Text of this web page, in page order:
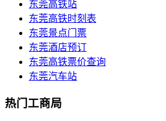
东莞高铁站
东莞高铁时刻表
东莞景点门票
东莞酒店预订
东莞高铁票价查询
东莞汽车站
热门工商局